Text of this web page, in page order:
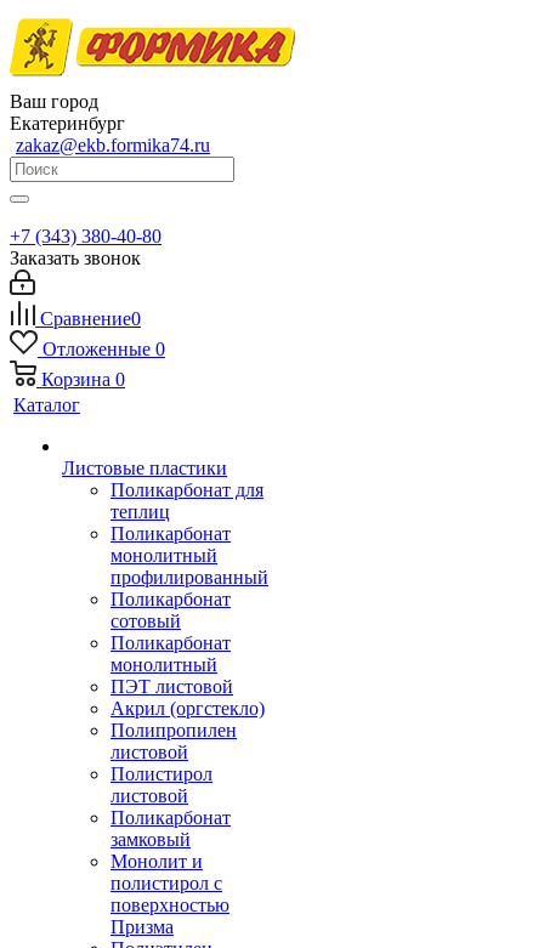
Ваш город
Екатеринбург
zakaz@ekb.formika74.ru
+7 (343) 380-40-80
Заказать звонок
Сравнение0
Отложенные 0
Корзина 0
Каталог
Листовые пластики
Поликарбонат для
теплиц
Поликарбонат
монолитный
профилированный
Поликарбонат
сотовый
Поликарбонат
монолитный
ПЭТ листовой
Акрил (оргстекло)
Полипропилен
листовой
Полистирол
листовой
Поликарбонат
замковый
Монолит и
полистирол с
поверхностью
Призма